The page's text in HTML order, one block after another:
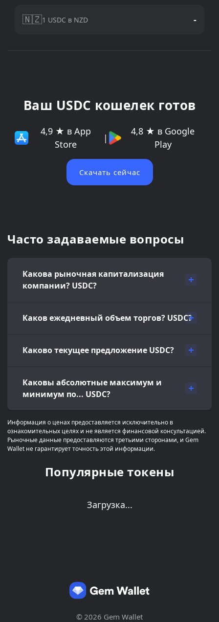
🇳🇿1 USDC в NZD -
Ваш USDC кошелек готов
4,9 ★ в App
Store
|
4,8 ★ в Google
Play
Скачать сейчас
Часто задаваемые вопросы
Какова рыночная капитализация
компании? USDC?
Каков ежедневный объем торгов? USDC?
Каково текущее предложение USDC?
Каковы абсолютные максимум и
минимум по... USDC?
Информация о ценах предоставляется исключительно в
ознакомительных целях и не является финансовой консультацией.
Рыночные данные предоставляются третьими сторонами, и Gem
Wallet не гарантирует точность этой информации.
Популярные токены
Загрузка...
© 2026 Gem Wallet